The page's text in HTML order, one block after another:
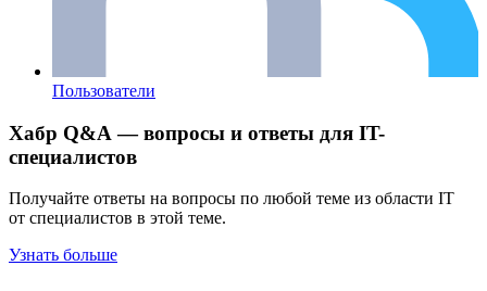
Пользователи
Хабр Q&A — вопросы и ответы для IT-
специалистов
Получайте ответы на вопросы по любой теме из области IT
от специалистов в этой теме.
Узнать больше